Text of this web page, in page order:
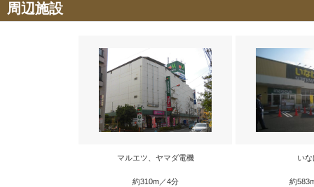
周辺施設
マルエツ、ヤマダ電機
約310m／4分
い
約